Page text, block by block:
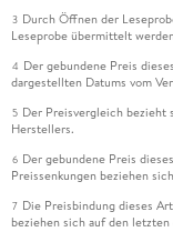
3 Durch Öffnen der
Leseprobe übermittelt
4 Der gebundene Preis
dargestellten Datums vom
5 Der Preisvergleich bezieht
Herstellers.
6 Der gebundene Preis
Preissenkungen beziehen
7 Die Preisbindung dieses
beziehen sich auf den